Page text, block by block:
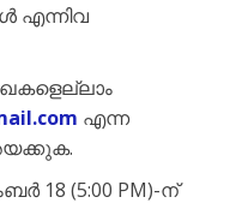
എന്നിവ
എന്ന
18 (5:00 PM)-ന്